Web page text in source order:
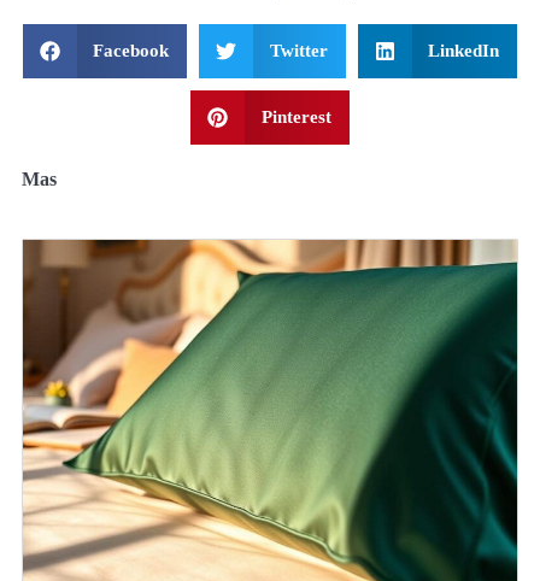
Facebook Twitter LinkedIn
Pinterest
Mas